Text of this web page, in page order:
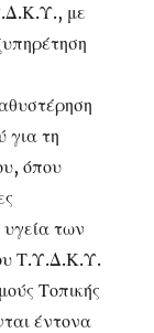
με
για τη
όπου
υγεία των
Τ.Υ.Δ.Κ.Υ.
Τοπικής
έντονα